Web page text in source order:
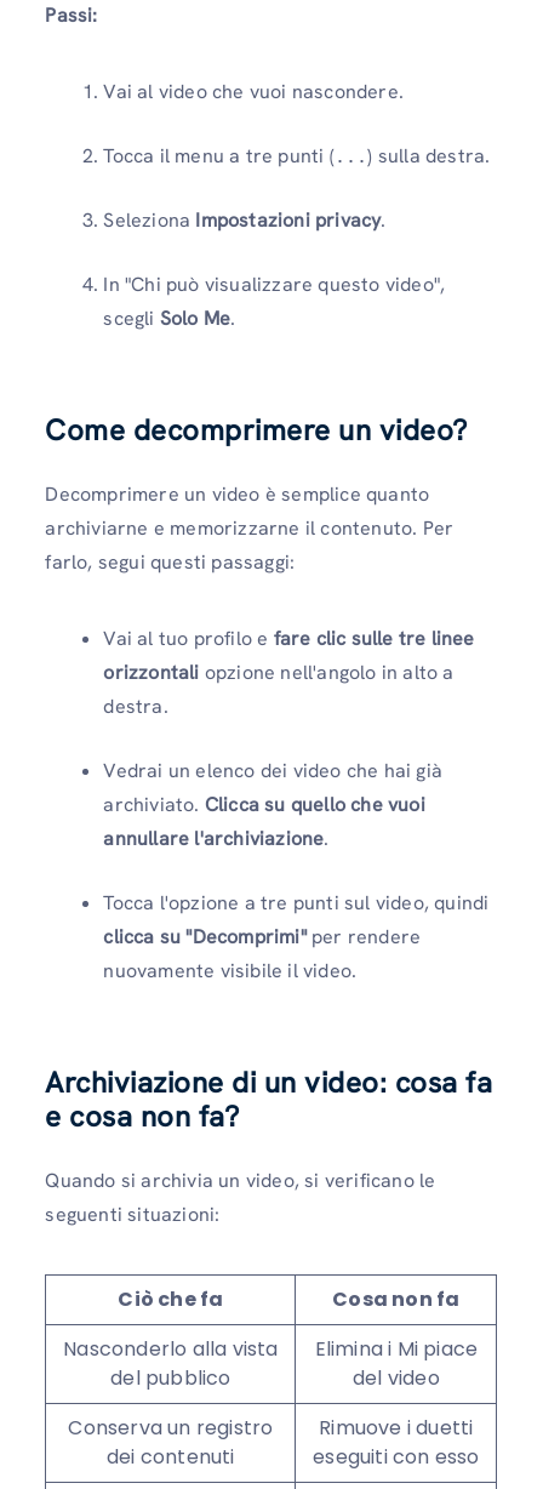
Passi:
Vai al video che vuoi nascondere.
Tocca il menu a tre punti (...) sulla destra.
Seleziona Impostazioni privacy.
In "Chi può visualizzare questo video",
scegli Solo Me.
Come decomprimere un video?
Decomprimere un video è semplice quanto
archiviarne e memorizzarne il contenuto. Per
farlo, segui questi passaggi:
Vai al tuo profilo e fare clic sulle tre linee
orizzontali opzione nell'angolo in alto a
destra.
Vedrai un elenco dei video che hai già
archiviato. Clicca su quello che vuoi
annullare l'archiviazione.
Tocca l'opzione a tre punti sul video, quindi
clicca su "Decomprimi"per rendere
nuovamente visibile il video.
Archiviazione di un video: cosa fa
e cosa non fa?
Quando si archivia un video, si verificano le
seguenti situazioni:
Ciò che fa
Cosa non fa
Nasconderlo alla vista
del pubblico
Elimina i Mi piace
del video
Conserva un registro
dei contenuti
Rimuove i duetti
eseguiti con esso